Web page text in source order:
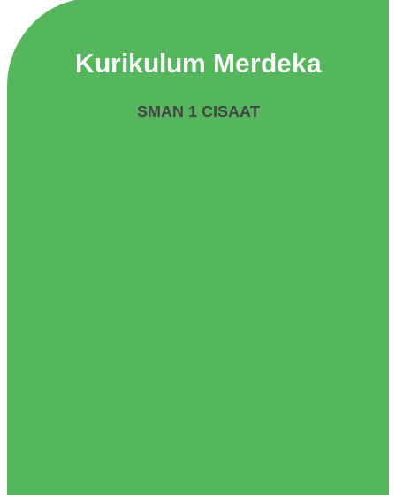
Kurikulum Merdeka
SMAN 1 CISAAT